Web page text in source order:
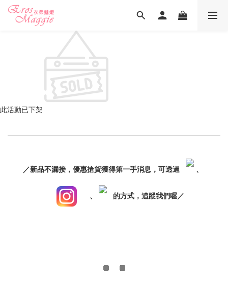
此活動已下架
／新品不漏接，優惠搶貨獲得第一手消息，可透過 、
、 的方式，追蹤我們喔／